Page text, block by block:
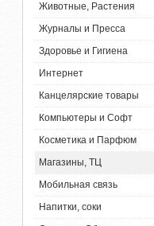
Животные, Растения
Журналы и Пресса
Здоровье и Гигиена
Интернет
Канцелярские товары
Компьютеры и Софт
Косметика и Парфюм
Магазины, ТЦ
Мобильная связь
Напитки, соки